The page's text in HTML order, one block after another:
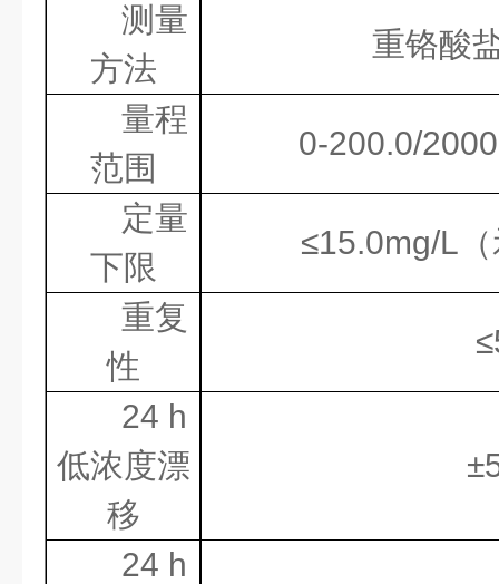
测量
方法
重铬酸
量程
范围
0-200.0/
定量
下限
≤15.0mg/L
重复
性
≤
24 h
低浓度漂
移
±
24 h